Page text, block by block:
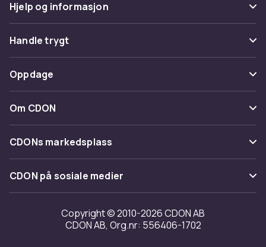
Hjelp og informasjon
Vanlige spørsmål
Spor pakke
Angre & returner her
Kontakt oss
Handle trygt
Betaling
Levering
Tilbakekallinger
Oppdage
Kategorier
Varemerker
Om CDON
Om oss
Kundeanmeldelser
Jobbe på CDON
Investor relations
Tilgjengelighet
CDONs markedsplass
Merchant Help Center
CDON på sosiale medier
Copyright © 2010-2026 CDON AB
CDON AB, Org.nr: 556406-1702